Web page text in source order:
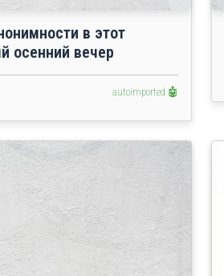
в этот
осенний вечер
autoimported 🤖